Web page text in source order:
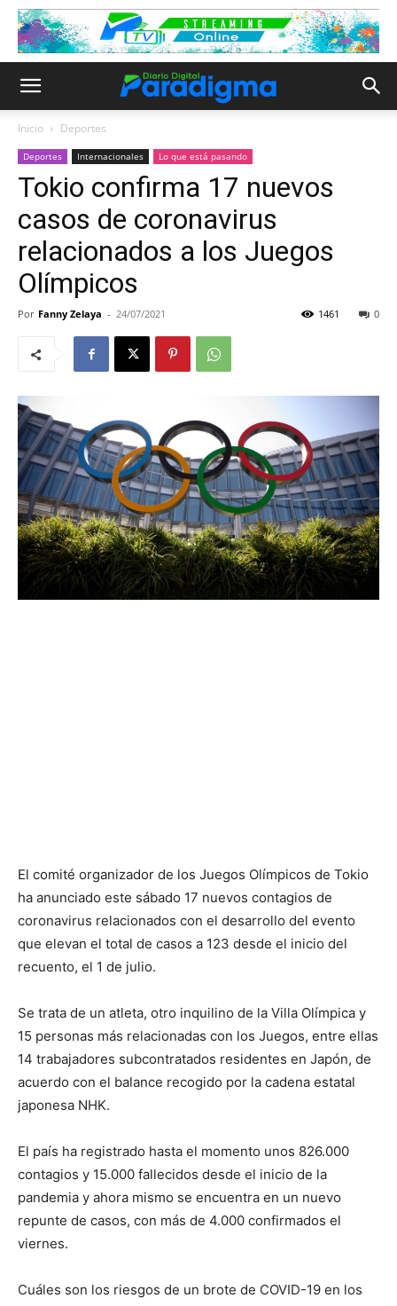
Inicio Deportes
Deportes Internacionales Lo que está pasando
Tokio confirma 17 nuevos
casos de coronavirus
relacionados a los Juegos
Olímpicos
Por Fanny Zelaya - 24/07/2021 0
1461
El comité organizador de los Juegos Olímpicos de Tokio
ha anunciado este sábado 17 nuevos contagios de
coronavirus relacionados con el desarrollo del evento
que elevan el total de casos a 123 desde el inicio del
recuento, el 1 de julio.
Se trata de un atleta, otro inquilino de la Villa Olímpica y
15 personas más relacionadas con los Juegos, entre ellas
14 trabajadores subcontratados residentes en Japón, de
acuerdo con el balance recogido por la cadena estatal
japonesa NHK.
El país ha registrado hasta el momento unos 826.000
contagios y 15.000 fallecidos desde el inicio de la
pandemia y ahora mismo se encuentra en un nuevo
repunte de casos, con más de 4.000 confirmados el
viernes.
Cuáles son los riesgos de un brote de COVID-19 en los